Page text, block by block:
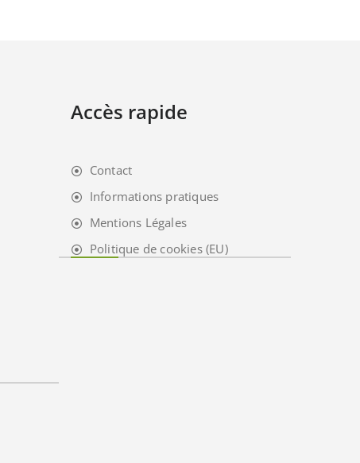
Accès rapide
Contact
Informations pratiques
Mentions Légales
Politique de cookies (EU)